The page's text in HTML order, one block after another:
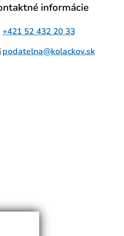
informácie
+421 52 432 20 33
podatelna@kolackov.sk